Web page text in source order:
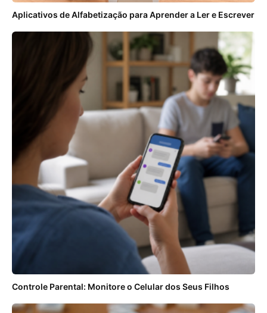
Aplicativos de Alfabetização para Aprender a Ler e Escrever
Controle Parental: Monitore o Celular dos Seus Filhos